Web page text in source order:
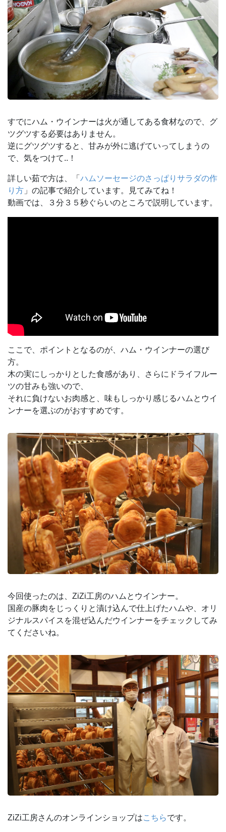
すでにハム・ウインナーは火が通してある食材なので、グ
ツグツする必要はありません。
逆にグツグツすると、甘みが外に逃げていってしまうの
で、気をつけて..！
詳しい茹で方は、「 ハムソーセージのさっぱりサラダの作
り方 」の記事で紹介しています。見てみてね！
動画では、３分３５秒ぐらいのところで説明しています。
ここで、ポイントとなるのが、ハム・ウインナーの選び
方。
木の実にしっかりとした食感があり、さらにドライフルー
ツの甘みも強いので、
それに負けないお肉感と、味もしっかり感じるハムとウイ
ンナーを選ぶのがおすすめです。
今回使ったのは、ZiZi工房のハムとウインナー。
国産の豚肉をじっくりと漬け込んで仕上げたハムや、オリ
ジナルスパイスを混ぜ込んだウインナーをチェックしてみ
てくださいね。
ZiZi工房さんのオンラインショップはこちらです。